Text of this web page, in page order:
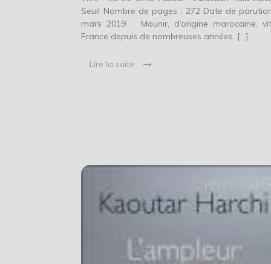
Seuil Nombre de pages : 272 Date de
mars 2019 Mounir, d’origine marocaine,
France depuis de nombreuses années. […]
Lire la suite